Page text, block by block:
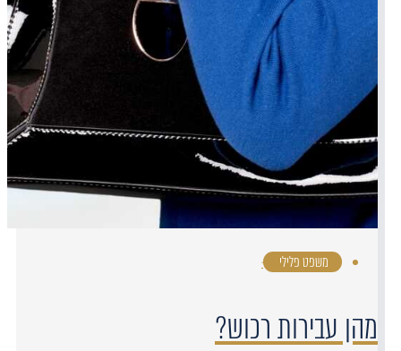
משפט פלילי ·
מהן עבירות רכוש?